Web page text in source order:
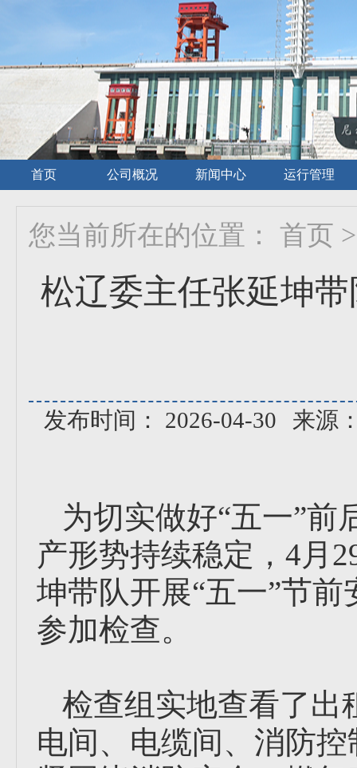
首页 公司概况 新闻中心 运行管理
您当前所在的位置： 首页 >
松辽委主任张延坤
发布时间： 2026-04-30 来源
为切实做好“五一”前
产形势持续稳定，4月
坤带队开展“五一”节
参加检查。
检查组实地查看了出
电间、电缆间、消防